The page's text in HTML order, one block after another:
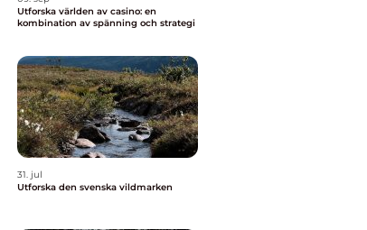
Utforska världen av casino: en
kombination av spänning och strategi
31. jul
Utforska den svenska vildmarken